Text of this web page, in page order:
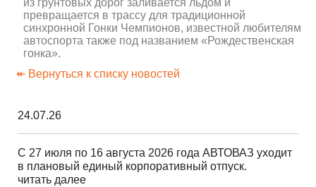
из грунтовых дорог заливается льдом и
превращается в трассу для традиционной
синхронной Гонки Чемпионов, известной любителям
автоспорта также под названием «Рождественская
гонка».
↞ Вернуться к списку новостей
24.07.26
С 27 июля по 16 августа 2026 года АВТОВАЗ уходит
в плановый единый корпоративный отпуск.
читать далее